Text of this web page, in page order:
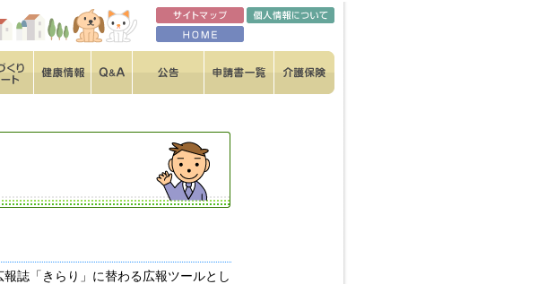
誌「きらり」に替わる広報ツールとし